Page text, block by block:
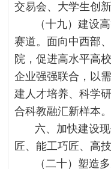
交易会、大学生创
（十九）建设
赛道。面向中西部
院，促进高水平高
企业强强联合，以
建人才培养、科学
合科教融汇新样本。
六、加快建设
匠、能工巧匠、高
（二十）塑造